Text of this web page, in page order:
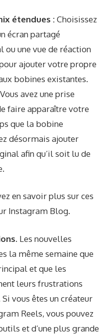
étendues :Choisissez
écran partagé
une vue de réaction
ajouter votre propre
bobines existantes.
Vous avez une prise
faire apparaître votre
que la bobine
désormais ajouter
afin qu’il soit lu de
en savoir plus sur ces
Instagram Blog.
Les nouvelles
la même semaine que
et que les
leurs frustrations
vous êtes un créateur
Reels, vous pouvez
et d’une plus grande